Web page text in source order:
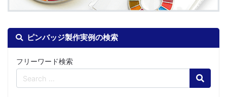
ピンバッジ製作実例の検索
フリーワード検索
Search